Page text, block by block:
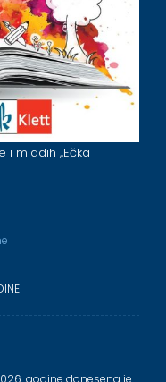
i mladih ,,Ečka
godine donesena je